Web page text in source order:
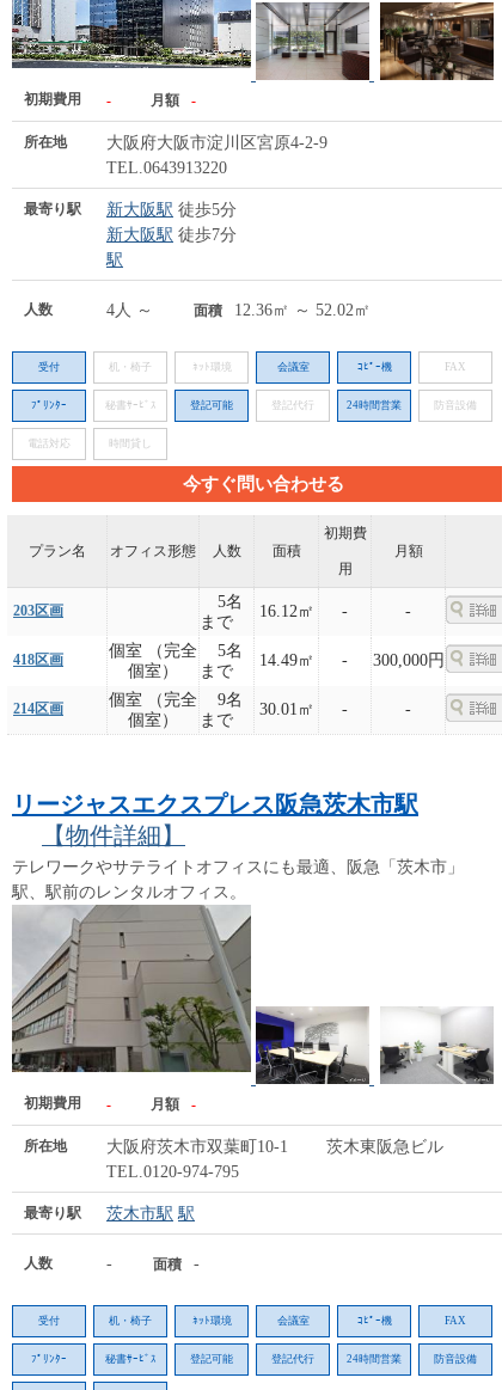
初期費用 - 月額 -
所在地
大阪府大阪市淀川区宮原4-2-9
TEL.0643913220
最寄り駅 新大阪駅 徒歩5分
新大阪駅 徒歩7分
駅
人数 4人 ～ 面積 12.36㎡ ～ 52.02㎡
受付 机・椅子 ﾈｯﾄ環境 会議室 ｺﾋﾟｰ機 FAX
ﾌﾟﾘﾝﾀｰ 秘書ｻｰﾋﾞｽ 登記可能 登記代行 24時間営業 防音設備
電話対応 時間貸し
今すぐ問い合わせる
プラン名 オフィス形態 人数 面積
初期費
用
月額
203区画
5名
まで
16.12㎡ - -
418区画
個室 （完全
個室）
5名
まで
14.49㎡ - 300,000円
214区画
個室 （完全
個室）
9名
まで
30.01㎡ - -
リージャスエクスプレス阪急茨木市駅
【物件詳細】
テレワークやサテライトオフィスにも最適、阪急「茨木市」
駅、駅前のレンタルオフィス。
初期費用 - 月額 -
所在地
大阪府茨木市双葉町10-1 茨木東阪急ビル
TEL.0120-974-795
最寄り駅 茨木市駅 駅
人数 - 面積 -
受付 机・椅子 ﾈｯﾄ環境 会議室 ｺﾋﾟｰ機 FAX
ﾌﾟﾘﾝﾀｰ 秘書ｻｰﾋﾞｽ 登記可能 登記代行 24時間営業 防音設備